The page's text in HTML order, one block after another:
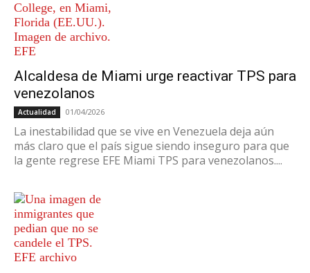
Alcaldesa de Miami urge reactivar TPS para
venezolanos
Actualidad 01/04/2026
La inestabilidad que se vive en Venezuela deja aún
más claro que el país sigue siendo inseguro para que
la gente regrese EFE Miami TPS para venezolanos....